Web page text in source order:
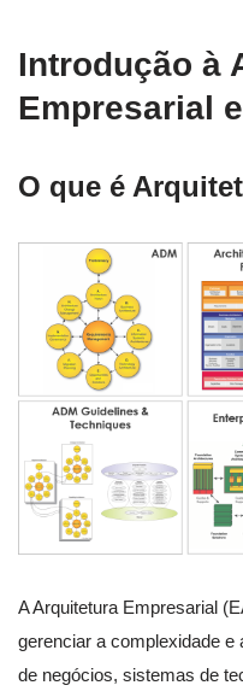
Introdução à
Empresarial
O que é
A Arquitetura Empresarial
gerenciar a complexidade e
de negócios, sistemas de